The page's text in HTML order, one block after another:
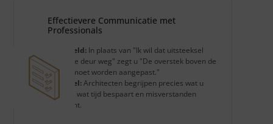
Effectievere Communicatie met
Professionals
Voorbeeld: In plaats van "Ik wil dat uitsteeksel
boven de deur weg" zegt u "De overstek boven de
entree moet worden aangepast."
Voordeel:Architecten begrijpen precies wat u
bedoelt, wat tijd bespaart en misverstanden
voorkomt.